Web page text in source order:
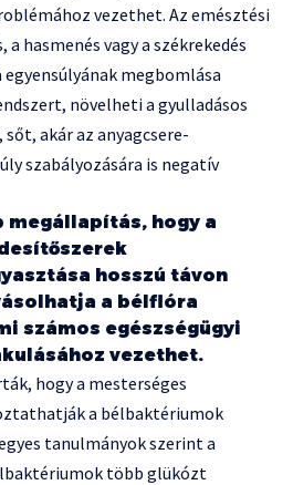
vezethet. Az emésztési
hasmenés vagy a székrekedés
megbomlása
növelheti a gyulladásos
akár az anyagcsere-
szabályozására is negatív
megállapítás, hogy a
hosszú távon
a bélflóra
számos egészségügyi
vezethet.
hogy a mesterséges
a bélbaktériumok
tanulmányok szerint a
több glükózt